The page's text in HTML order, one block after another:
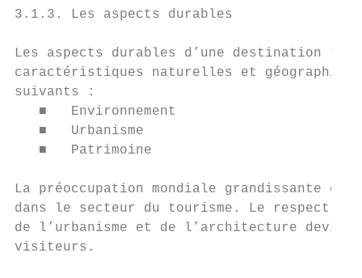
3.1.3. Les aspects durables
Les aspects durables d’une destination
caractéristiques naturelles et
suivants :
   ■   Environnement
   ■   Urbanisme
   ■   Patrimoine
La préoccupation mondiale grandissante
dans le secteur du tourisme. Le respect
de l’urbanisme et de l’architecture
visiteurs.